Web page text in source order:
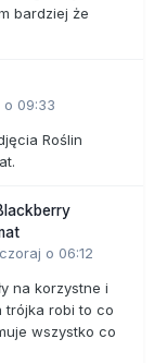
bardziej że
09:33
Roślin
o 06:12
na korzystne i
trójka robi to co
wszystko co